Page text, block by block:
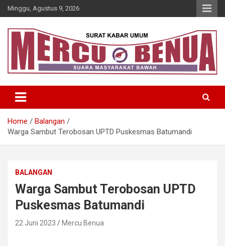
Skip
to
Minggu, Agustus 9, 2026
Mercu Benua
Home
Balangan
Warga Sambut Terobosan UPTD Puskesmas Batumandi
BALANGAN
Warga Sambut Terobosan UPTD
Puskesmas Batumandi
22 Juni 2023 Mercu Benua